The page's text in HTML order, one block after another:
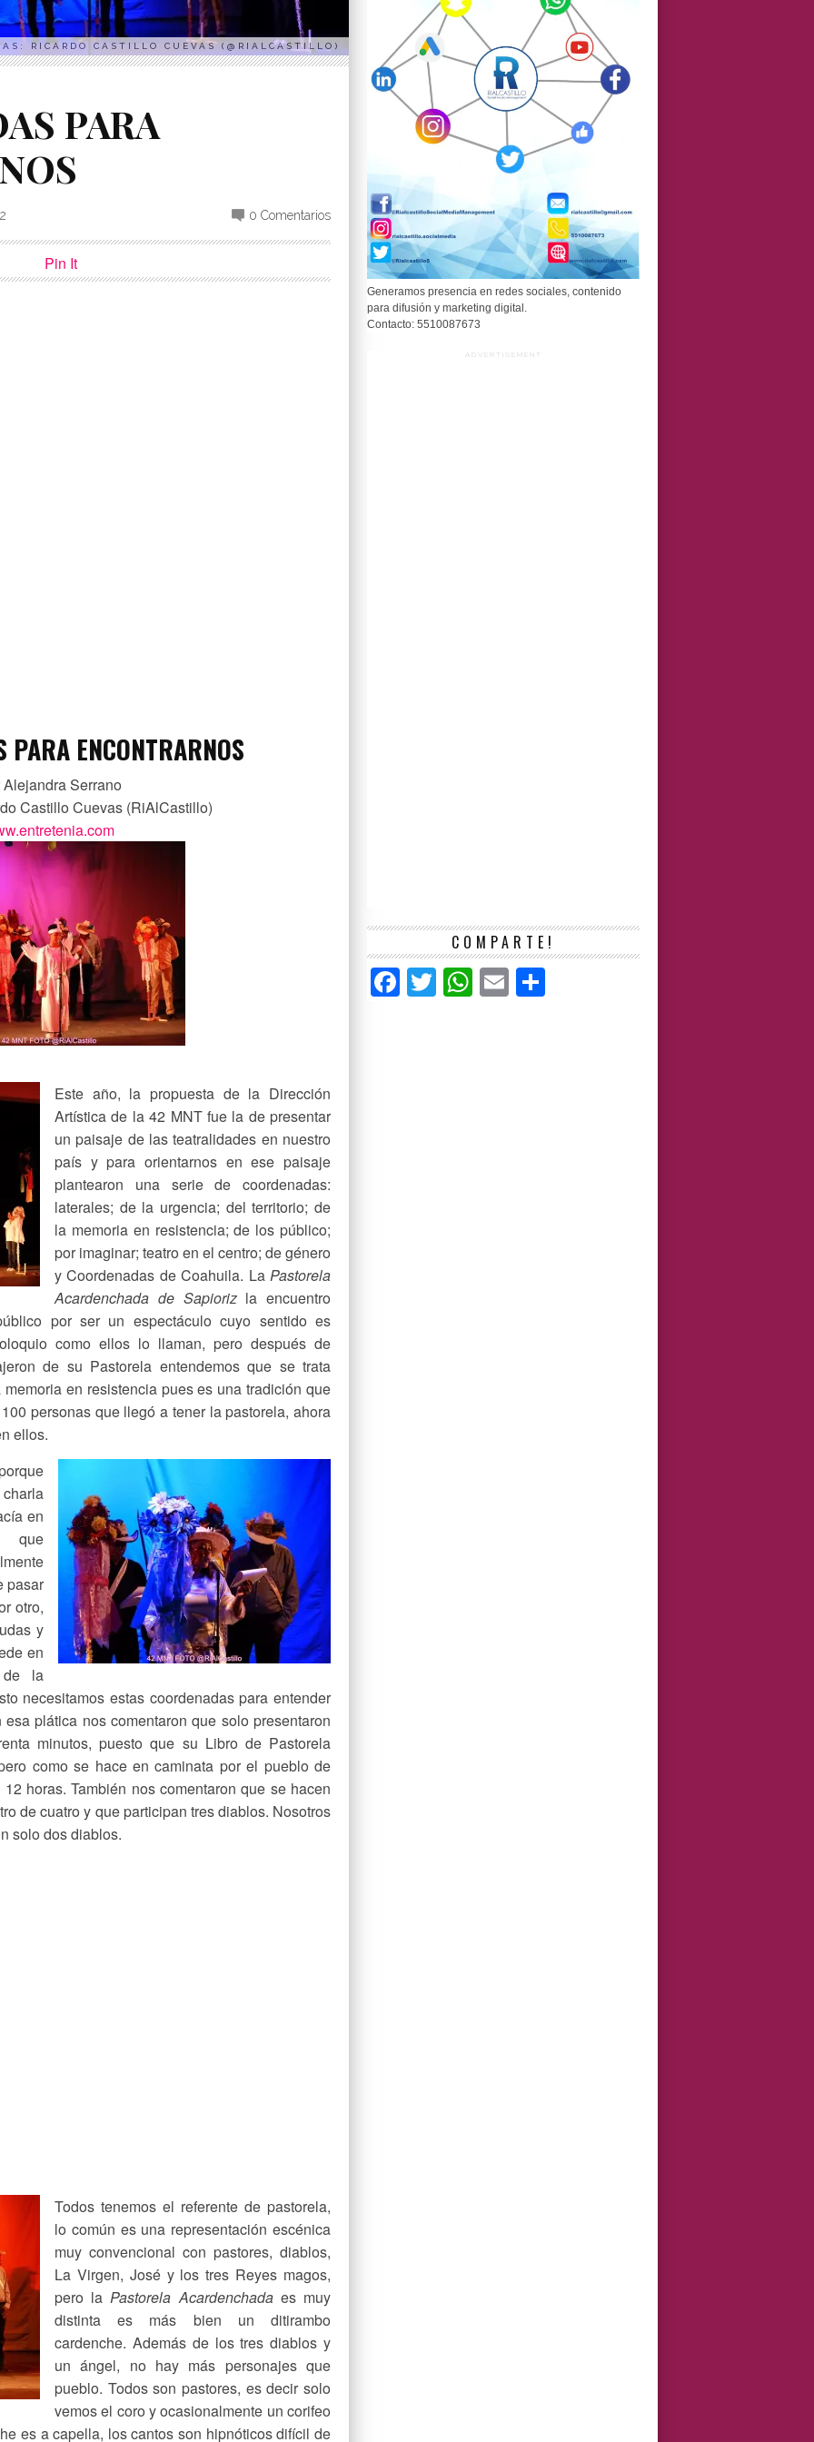
RICARDO CASTILLO CUEVAS (@RIALCASTILLO)
PARA
0 Comentarios
Pin It
PARA ENCONTRARNOS
Serrano
Castillo Cuevas (RiAlCastillo)
Este año, la propuesta de la Dirección
Artística de la 42 MNT fue la de presentar
un paisaje de las teatralidades en nuestro
país y para orientarnos en ese paisaje
plantearon una serie de coordenadas:
laterales; de la urgencia; del territorio; de
la memoria en resistencia; de los público;
por imaginar; teatro en el centro; de género
y Coordenadas de Coahuila. La Pastorela
Acardenchada de Sapiorizla encuentro
por ser un espectáculo cuyo sentido es
como ellos lo llaman, pero después de
de su Pastorela entendemos que se trata
en resistencia pues es una tradición que
personas que llegó a tener la pastorela, ahora
ellos.
en
que
pasar
otro,
y
en
de la
necesitamos estas coordenadas para entender
plática nos comentaron que solo presentaron
minutos, puesto que su Libro de Pastorela
como se hace en caminata por el pueblo de
horas. También nos comentaron que se hacen
de cuatro y que participan tres diablos. Nosotros
solo dos diablos.
Todos tenemos el referente de pastorela,
lo común es una representación escénica
muy convencional con pastores, diablos,
La Virgen, José y los tres Reyes magos,
pero laPastorela Acardenchadaes muy
distinta es más bien un ditirambo
cardenche. Además de los tres diablos y
un ángel, no hay más personajes que
pueblo. Todos son pastores, es decir solo
vemos el coro y ocasionalmente un corifeo
es a capella, los cantos son hipnóticos difícil de
Generamos presencia en redes sociales, contenido
para difusión y marketing digital.
Contacto: 5510087673
ADVERTISEMENT
COMPARTE!
Facebook
TwitterWhatsApp
Email